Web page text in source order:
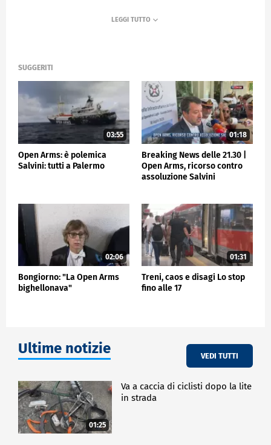
per il bene dell'Italia e degli italiani". Lo ha detto il
chiede le dimissioni.
"Anche tra le opposizioni c'è chi lavora
costruttivamente per un Paese migliore - ha aggiunto
- e vi garantisco che anche nei prossimi tre anni ci
impegneremo con la passione e la dedizione che il
nostro straordinario Paese merita".
POLITICA
SUGGERITI
03:55
Open Arms: è polemica
Salvini: tutti a Palermo
01:18
Breaking News delle 21.30 |
Open Arms, ricorso contro
assoluzione Salvini
02:06
Bongiorno: "La Open Arms
bighellonava"
01:31
Treni, caos e disagi Lo stop
fino alle 17
Ultime notizie VEDI TUTTI
01:25
Va a caccia di ciclisti dopo la lite
in strada